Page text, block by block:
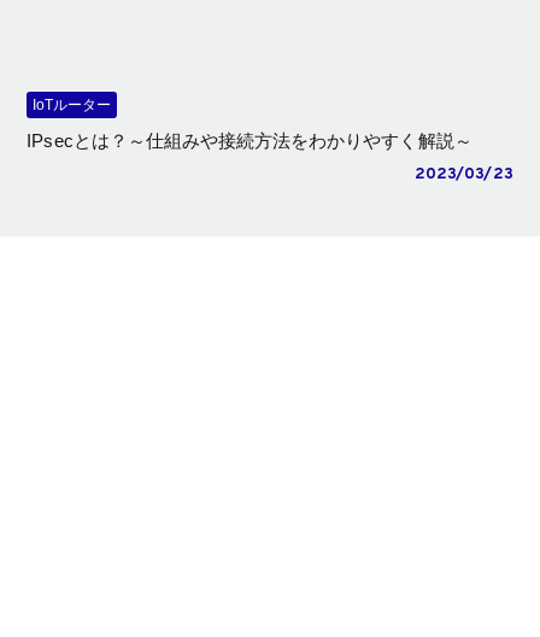
IoTルーター
IPsecとは？～仕組みや接続方法をわかりやすく解説～
2023/03/23